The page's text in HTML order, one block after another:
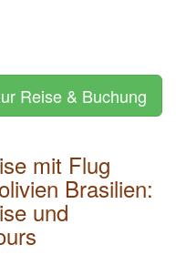
Reise & Buchung
mit Flug
Brasilien:
und